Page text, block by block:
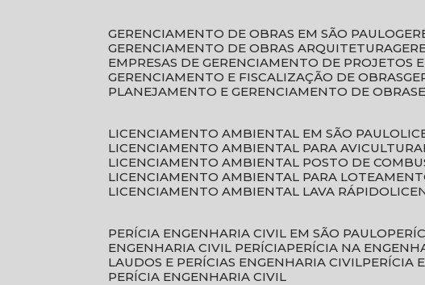
GERENCIAMENTO DE OBRAS EM SÃO PAULO
GERENCIAMENTO DE OBRAS ARQUITETURA
EMPRESAS DE GERENCIAMENTO DE PROJETOS
GERENCIAMENTO E FISCALIZAÇÃO DE OBRAS
PLANEJAMENTO E GERENCIAMENTO DE OBRAS
LICENCIAMENTO AMBIENTAL EM SÃO PAULO
LICENCIAMENTO AMBIENTAL PARA AVICULTURA
LICENCIAMENTO AMBIENTAL POSTO DE
LICENCIAMENTO AMBIENTAL PARA
LICENCIAMENTO AMBIENTAL LAVA RÁPIDO
PERÍCIA ENGENHARIA CIVIL EM SÃO PAULO
ENGENHARIA CIVIL PERÍCIA
PERÍCIA NA
LAUDOS E PERÍCIAS ENGENHARIA CIVIL
PERÍCIA
PERÍCIA ENGENHARIA CIVIL